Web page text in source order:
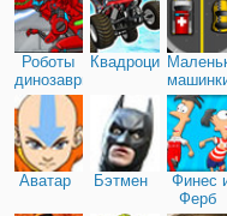
Роботы
динозавры
Квадроциклы
Аватар Бэтмен
Финес
Ферб